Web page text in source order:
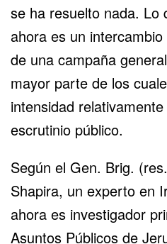
se ha resuelto nada. Lo
ahora es un
de una campaña
mayor parte de los
intensidad
escrutinio público.
Según el Gen. Brig.
Shapira, un experto en
ahora es investigador
Asuntos Públicos de